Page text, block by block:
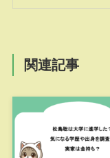
関連記事